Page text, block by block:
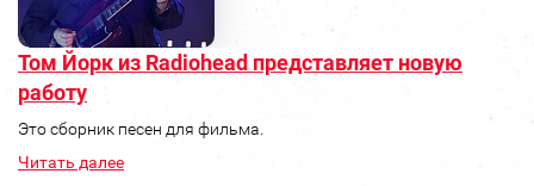
Том Йорк из Radiohead представляет новую
работу
Это сборник песен для фильма.
Читать далее